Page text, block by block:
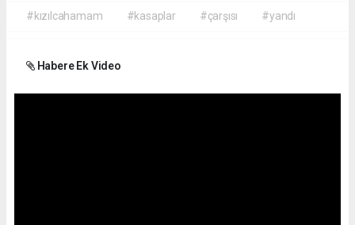
#kızılcahamam #kasaplar #çarşısı #yandı
Habere Ek Video